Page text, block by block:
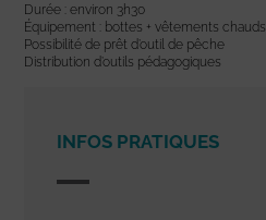
Durée : environ 3h30
Équipement : bottes + vêtements chauds
Possibilité de prêt d’outil de pêche
Distribution d’outils pédagogiques
INFOS PRATIQUES